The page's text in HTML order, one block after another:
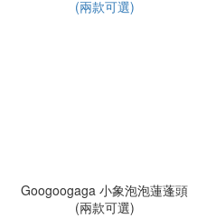
Googoogaga 小象泡泡蓮蓬頭
(兩款可選)